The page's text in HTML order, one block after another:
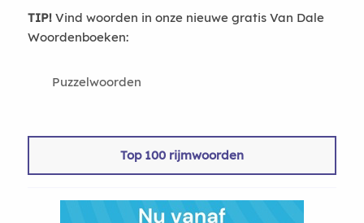
TIP!Vind woorden in onze nieuwe gratis Van Dale
Woordenboeken:
Puzzelwoorden
Top 100 rijmwoorden